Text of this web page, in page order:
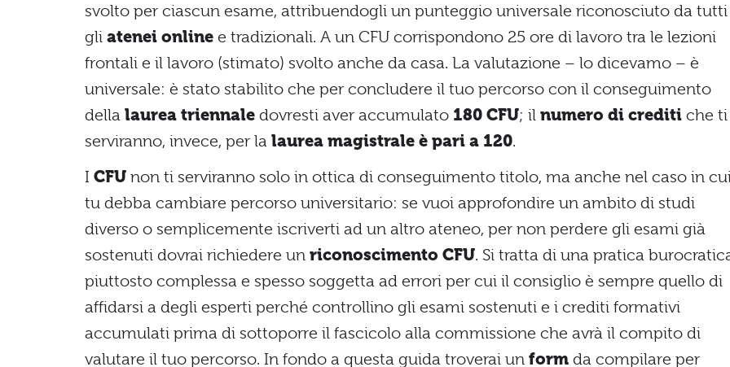
svolto per ciascun esame, attribuendogli un punteggio universale riconosciuto da tutti
gli atenei online e tradizionali. A un CFU corrispondono 25 ore di lavoro tra le lezioni
frontali e il lavoro (stimato) svolto anche da casa. La valutazione – lo dicevamo – è
universale: è stato stabilito che per concludere il tuo percorso con il conseguimento
della laurea triennale dovresti aver accumulato 180 CFU; il numero di crediti che ti
serviranno, invece, per la laurea magistrale è pari a 120.
I CFU non ti serviranno solo in ottica di conseguimento titolo, ma anche nel caso in
tu debba cambiare percorso universitario: se vuoi approfondire un ambito di studi
diverso o semplicemente iscriverti ad un altro ateneo, per non perdere gli esami già
sostenuti dovrai richiedere un riconoscimento CFU. Si tratta di una pratica
piuttosto complessa e spesso soggetta ad errori per cui il consiglio è sempre quello di
affidarsi a degli esperti perché controllino gli esami sostenuti e i crediti formativi
accumulati prima di sottoporre il fascicolo alla commissione che avrà il compito di
valutare il tuo percorso. In fondo a questa guida troverai un form da compilare per